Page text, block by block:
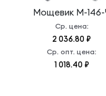
Мощевик М-
Ср. цена:
2 036.80 ₽
Ср. опт. цена:
1 018.40 ₽